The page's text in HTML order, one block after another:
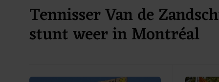
Tennisser Van de
stunt weer in Montréal